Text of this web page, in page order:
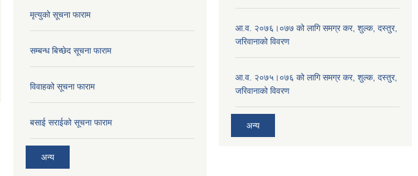
मृत्युको सूचना फाराम
सम्बन्ध बिच्छेद सूचना फाराम
विवाहको सूचना फाराम
बसाई सराईको सूचना फाराम
अन्य
आ.व. २०७६।०७७ को लागि समग्र कर, शुल्क, दस्तुर,
जरिवानाको विवरण
आ.व. २०७५।०७६ को लागि समग्र कर, शुल्क, दस्तुर,
जरिवानाको विवरण
अन्य